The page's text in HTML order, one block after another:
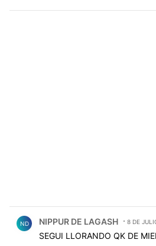
ND NIPPUR DE LAGASH 8 DE
SEGUI LLORANDO QK DE